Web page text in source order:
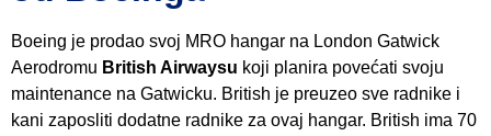
Boeing je prodao svoj MRO hangar na London Gatwick
Aerodromu British Airwaysu koji planira povećati svoju
maintenance na Gatwicku. British je preuzeo sve radnike i
kani zaposliti dodatne radnike za ovaj hangar. British ima 70